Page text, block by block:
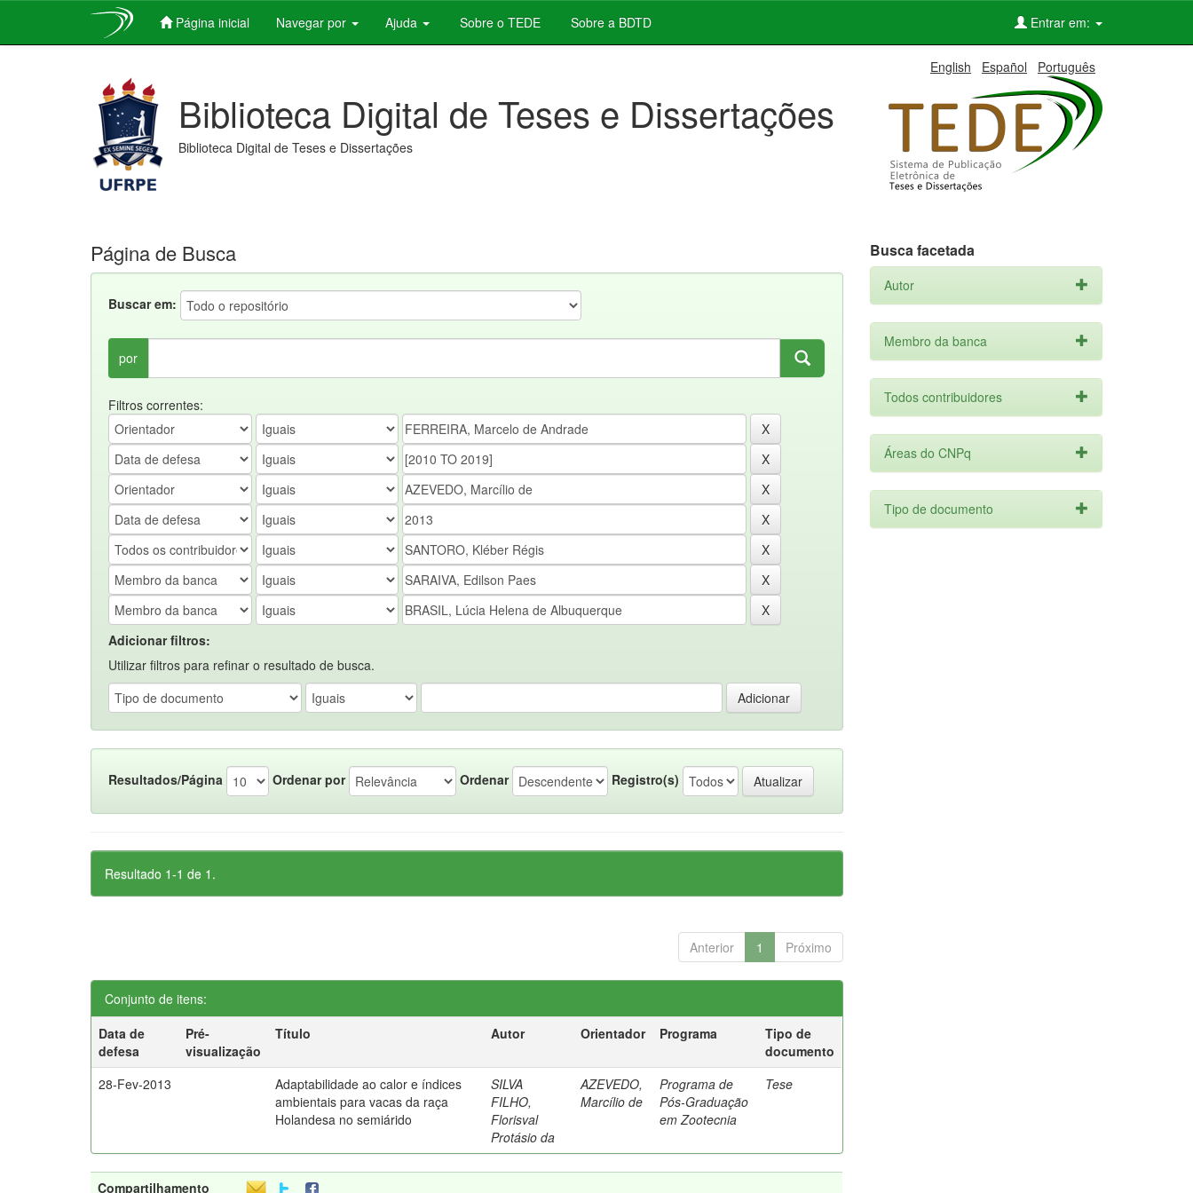
Página inicial Navegar por Ajuda Sobre o TEDE Sobre a BDTD Entrar em:
English Español Português
Biblioteca Digital de Teses e Dissertações
Biblioteca Digital de Teses e Dissertações
Página de Busca
Buscar em:
por
Filtros correntes:
Adicionar filtros:
Utilizar filtros para refinar o resultado de busca.
Resultados/Página Ordenar por Ordenar Registro(s)
Resultado 1-1 de 1.
Anterior 1 Próximo
Conjunto de itens:
Data de
defesa
Pré-
visualização
Título Autor Orientador Programa
Tipo de
documento
28-Fev-2013
Adaptabilidade ao calor e índices
ambientais para vacas da raça
Holandesa no semiárido
SILVA
FILHO,
Florisval
Protásio da
AZEVEDO,
Marcílio de
Programa de
Pós-Graduação
em Zootecnia
Tese
Compartilhamento
Busca facetada
Autor
Membro da banca
Todos contribuidores
Áreas do CNPq
Tipo de documento